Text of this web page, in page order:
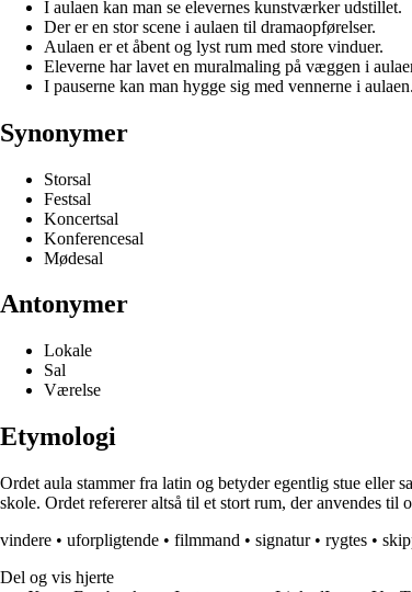
I aulaen kan man se elevernes kunstværker udstillet.
Der er en stor scene i aulaen til dramaopførelser.
Aulaen er et åbent og lyst rum med store vinduer.
Eleverne har lavet en muralmaling på væggen i
I pauserne kan man hygge sig med vennerne i aulaen.
Synonymer
Storsal
Festsal
Koncertsal
Konferencesal
Mødesal
Antonymer
Lokale
Sal
Værelse
Etymologi
Ordet aula stammer fra latin og betyder egentlig stue eller
skole. Ordet refererer altså til et stort rum, der anvendes til
vindere • uforpligtende • filmmand • signatur• rygtes •
Del og vis hjerte